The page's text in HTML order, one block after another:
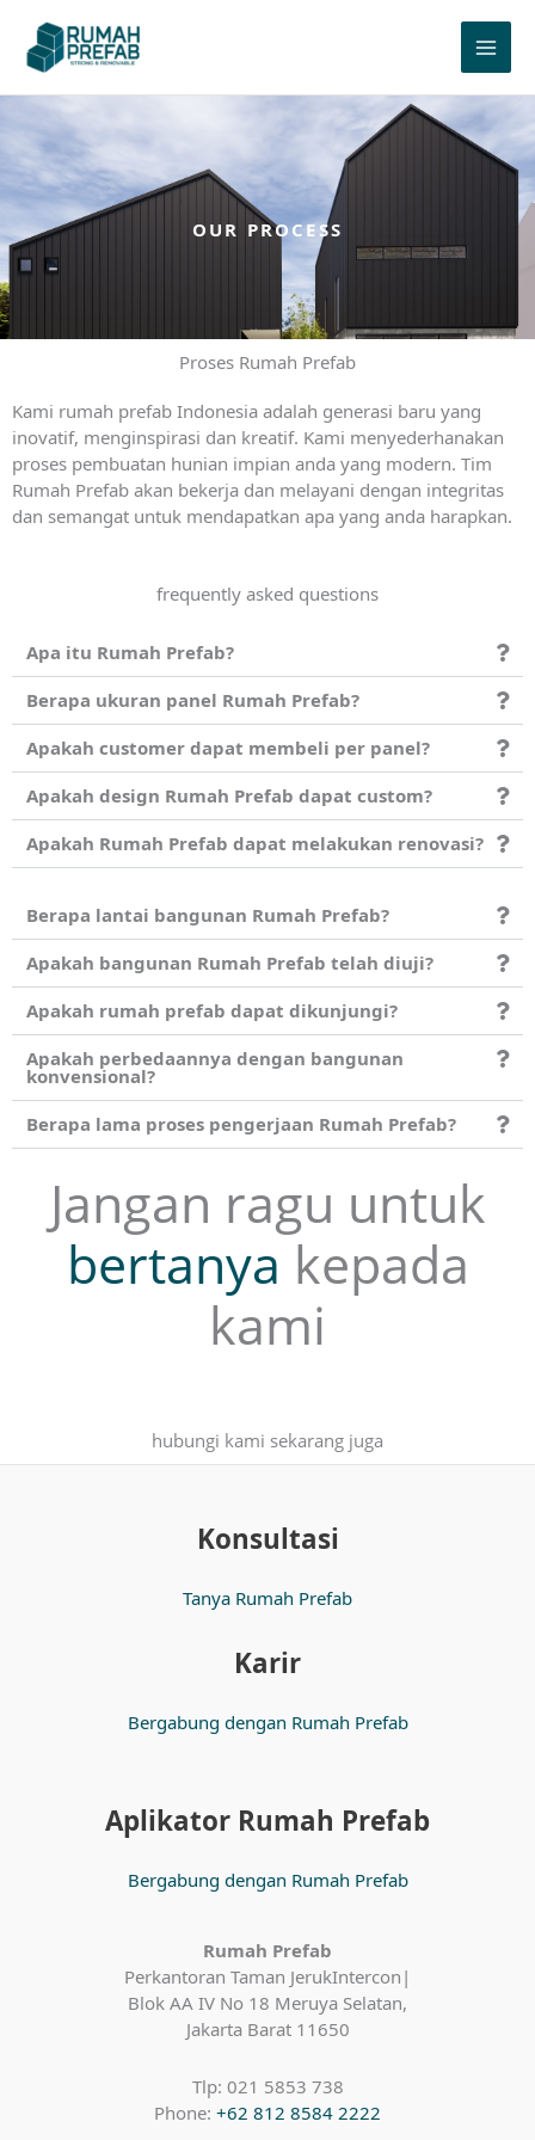
content
OUR PROCESS
Proses Rumah Prefab
Kami rumah prefab Indonesia adalah generasi baru yang
inovatif, menginspirasi dan kreatif. Kami menyederhanakan
proses pembuatan hunian impian anda yang modern. Tim
Rumah Prefab akan bekerja dan melayani dengan integritas
dan semangat untuk mendapatkan apa yang anda harapkan.
frequently asked questions
Apa itu Rumah Prefab?
Berapa ukuran panel Rumah Prefab?
Apakah customer dapat membeli per panel?
Apakah design Rumah Prefab dapat custom?
Apakah Rumah Prefab dapat melakukan renovasi?
Berapa lantai bangunan Rumah Prefab?
Apakah bangunan Rumah Prefab telah diuji?
Apakah rumah prefab dapat dikunjungi?
Apakah perbedaannya dengan bangunan
konvensional?
Berapa lama proses pengerjaan Rumah Prefab?
Jangan ragu untuk
bertanya kepada
kami
hubungi kami sekarang juga
Konsultasi
Tanya Rumah Prefab
Karir
Bergabung dengan Rumah Prefab
Aplikator Rumah Prefab
Bergabung dengan Rumah Prefab
Rumah Prefab
Perkantoran Taman JerukIntercon|
Blok AA IV No 18 Meruya Selatan,
Jakarta Barat 11650
Tlp: 021 5853 738
Phone: +62 812 8584 2222